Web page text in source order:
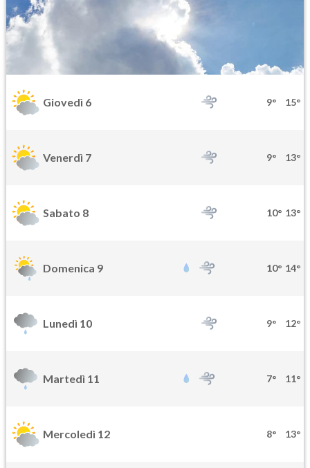
Giovedì 6 9° 15°
Venerdì 7 9° 13°
Sabato 8 10° 13°
Domenica 9 10° 14°
Lunedì 10 9° 12°
Martedì 11 7° 11°
Mercoledì 12 8° 13°